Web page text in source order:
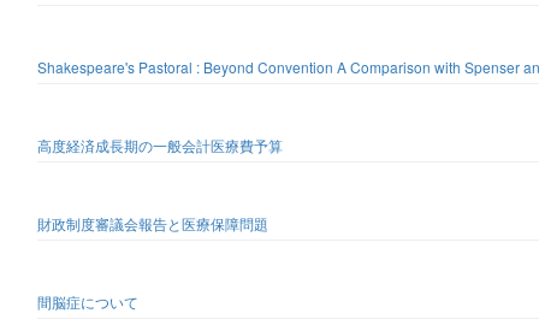
Shakespeare's Pastoral : Beyond Convention A Comparison with Spenser
高度経済成長期の一般会計医療費予算
財政制度審議会報告と医療保障問題
間脳症について